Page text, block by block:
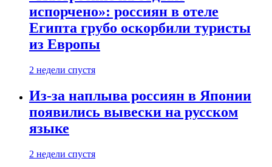
испорчено»: россиян в отеле
Египта грубо оскорбили туристы
из Европы
2 недели спустя
Из-за наплыва россиян в Японии
появились вывески на русском
языке
2 недели спустя